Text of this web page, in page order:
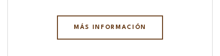
MÁS INFORMACIÓN